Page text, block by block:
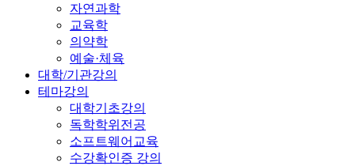
자연과학
교육학
의약학
예술·체육
대학/기관강의
테마강의
대학기초강의
독학학위전공
소프트웨어교육
수강확인증 강의